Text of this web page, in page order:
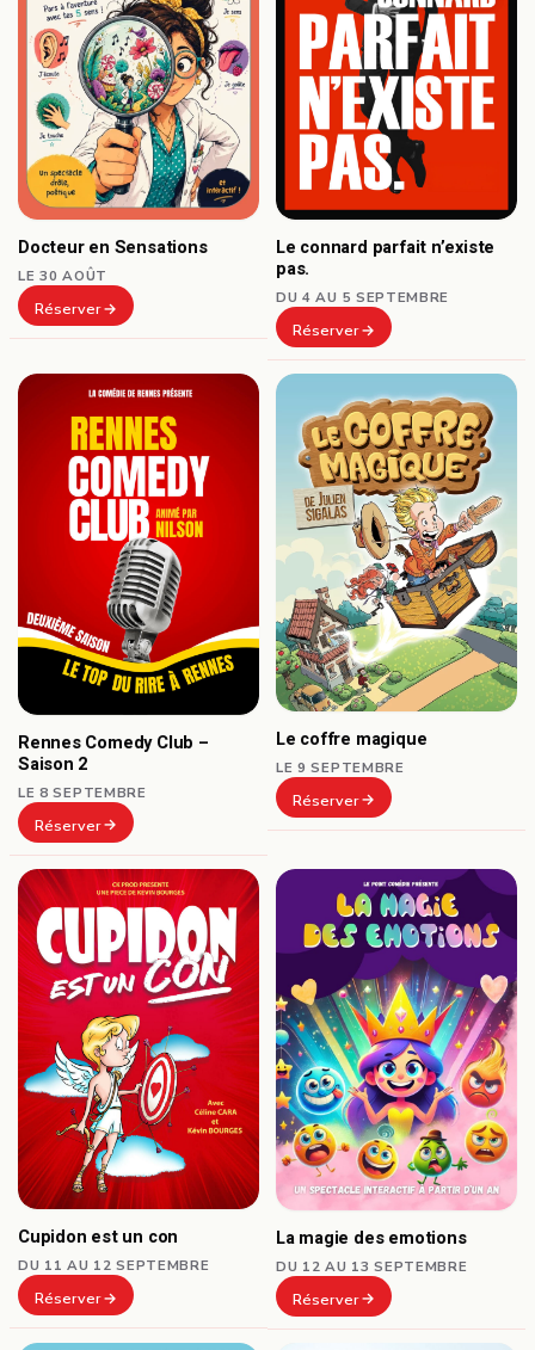
Docteur en Sensations
LE 30 AOÛT
Réserver
Le connard parfait n’existe
pas.
DU 4 AU 5 SEPTEMBRE
Réserver
Rennes Comedy Club –
Saison 2
LE 8 SEPTEMBRE
Réserver
Le coffre magique
LE 9 SEPTEMBRE
Réserver
Cupidon est un con
DU 11 AU 12 SEPTEMBRE
Réserver
La magie des emotions
DU 12 AU 13 SEPTEMBRE
Réserver